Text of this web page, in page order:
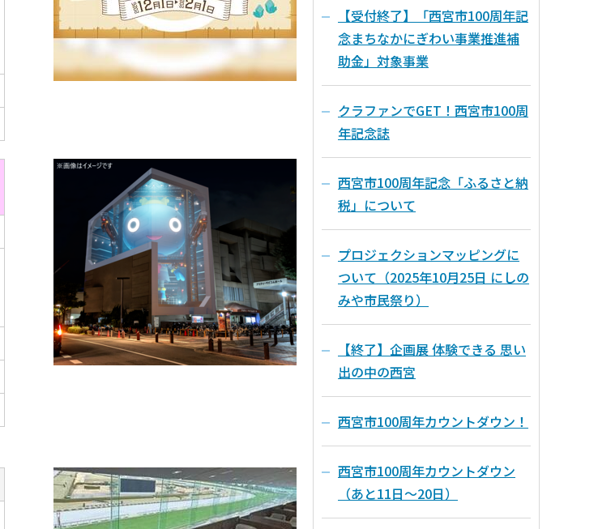
【受付終了】「西宮市100周年記
念まちなかにぎわい事業推進補
助金」対象事業
クラファンでGET！西宮市100周
年記念誌
西宮市100周年記念「ふるさと納
税」について
プロジェクションマッピングに
ついて（2025年10月25日 にしの
みや市民祭り）
【終了】企画展 体験できる 思い
出の中の西宮
西宮市100周年カウントダウン！
西宮市100周年カウントダウン
（あと11日～20日）